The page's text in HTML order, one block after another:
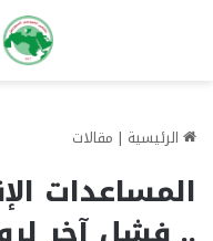
الرئيسية | مقالات
المساعدات